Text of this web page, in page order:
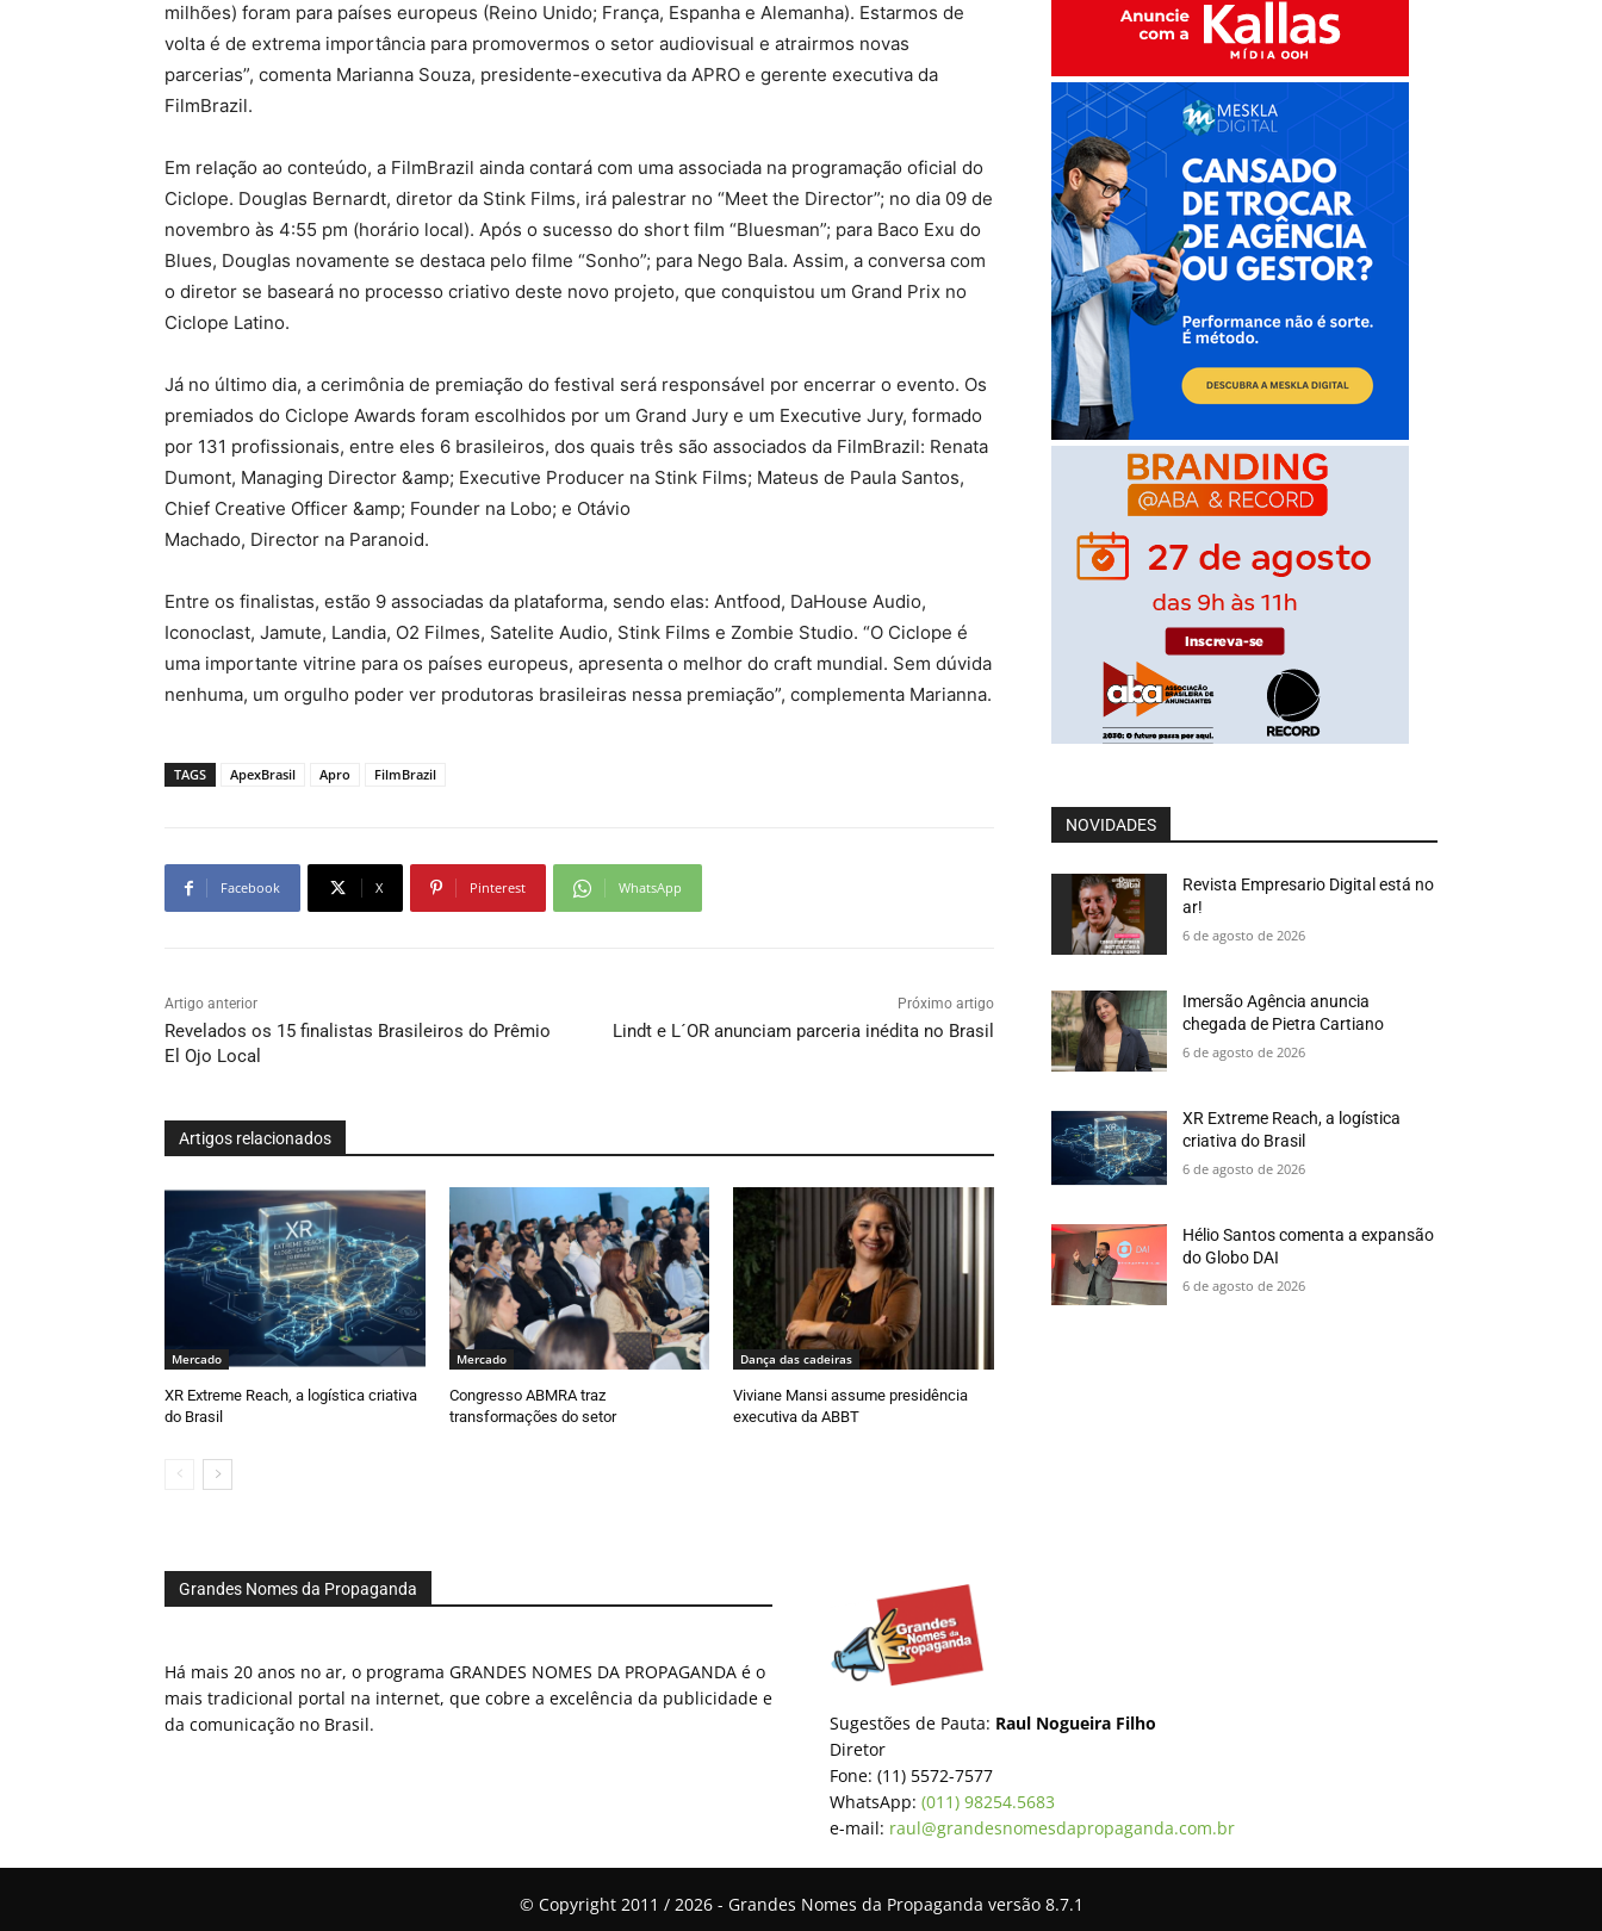
milhões) foram para países europeus (Reino Unido; França, Espanha e Alemanha). Estarmos de
volta é de extrema importância para promovermos o setor audiovisual e atrairmos novas
parcerias”, comenta Marianna Souza, presidente-executiva da APRO e gerente executiva da
FilmBrazil.
Em relação ao conteúdo, a FilmBrazil ainda contará com uma associada na programação oficial do
Ciclope. Douglas Bernardt, diretor da Stink Films, irá palestrar no “Meet the Director”; no dia 09 de
novembro às 4:55 pm (horário local). Após o sucesso do short film “Bluesman”; para Baco Exu do
Blues, Douglas novamente se destaca pelo filme “Sonho”; para Nego Bala. Assim, a conversa com
o diretor se baseará no processo criativo deste novo projeto, que conquistou um Grand Prix no
Ciclope Latino.
Já no último dia, a cerimônia de premiação do festival será responsável por encerrar o evento. Os
premiados do Ciclope Awards foram escolhidos por um Grand Jury e um Executive Jury, formado
por 131 profissionais, entre eles 6 brasileiros, dos quais três são associados da FilmBrazil: Renata
Dumont, Managing Director &amp; Executive Producer na Stink Films; Mateus de Paula Santos,
Chief Creative Officer &amp; Founder na Lobo; e Otávio
Machado, Director na Paranoid.
Entre os finalistas, estão 9 associadas da plataforma, sendo elas: Antfood, DaHouse Audio,
Iconoclast, Jamute, Landia, O2 Filmes, Satelite Audio, Stink Films e Zombie Studio. “O Ciclope é
uma importante vitrine para os países europeus, apresenta o melhor do craft mundial. Sem dúvida
nenhuma, um orgulho poder ver produtoras brasileiras nessa premiação”, complementa Marianna.
TAGS ApexBrasil Apro FilmBrazil
Facebook X Pinterest WhatsApp
Artigo anterior
Revelados os 15 finalistas Brasileiros do Prêmio
El Ojo Local
Próximo artigo
Lindt e L´OR anunciam parceria inédita no Brasil
Artigos relacionados
Mercado
XR Extreme Reach, a logística criativa
do Brasil
Mercado
Congresso ABMRA traz
transformações do setor
Dança das cadeiras
Viviane Mansi assume presidência
executiva da ABBT
NOVIDADES
Revista Empresario Digital está no
ar!
6 de agosto de 2026
Imersão Agência anuncia
chegada de Pietra Cartiano
6 de agosto de 2026
XR Extreme Reach, a logística
criativa do Brasil
6 de agosto de 2026
Hélio Santos comenta a expansão
do Globo DAI
6 de agosto de 2026
Grandes Nomes da Propaganda
Há mais 20 anos no ar, o programa GRANDES NOMES DA PROPAGANDA é o
mais tradicional portal na internet, que cobre a excelência da publicidade e
da comunicação no Brasil.
Sugestões de Pauta: Raul Nogueira Filho
Diretor
Fone: (11) 5572-7577
WhatsApp: (011) 98254.5683
e-mail: raul@grandesnomesdapropaganda.com.br
© Copyright 2011 / 2026 - Grandes Nomes da Propaganda versão 8.7.1